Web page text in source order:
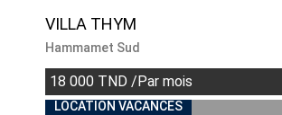
VILLA THYM
Hammamet Sud
18 000 TND /Par mois
INDISPONIBLE
LOCATION VACANCES